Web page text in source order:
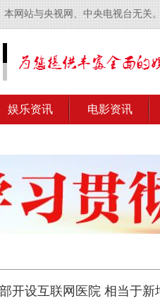
网站与央视网、中央电视台无关。
娱乐资讯 电影资讯
开设互联网医院 相当于新